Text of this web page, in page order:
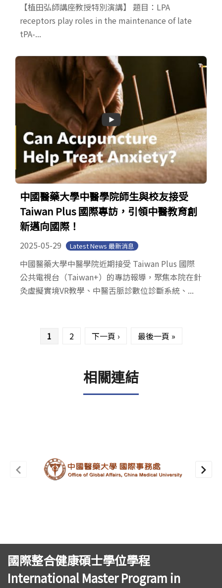
【植田弘師講座教授特別演講】 題目：LPA
receptors play roles in the maintenance of late
tPA-...
中國醫藥大學中醫學院師生與校友接受
Taiwan Plus 國際專訪，引領中醫教育創
新邁向國際！
2025-05-29 Latest News 最新消息
中國醫藥大學中醫學院近期接受 Taiwan Plus 國際
公共電視台（Taiwan+）的專訪報導，聚焦本院在針
灸虛擬實境VR教學、中醫舌脈診數位診斷系統、...
1 2 下一頁 › 最後一頁 »
相關連結
國際整合健康碩士學位學程
International Master Program in